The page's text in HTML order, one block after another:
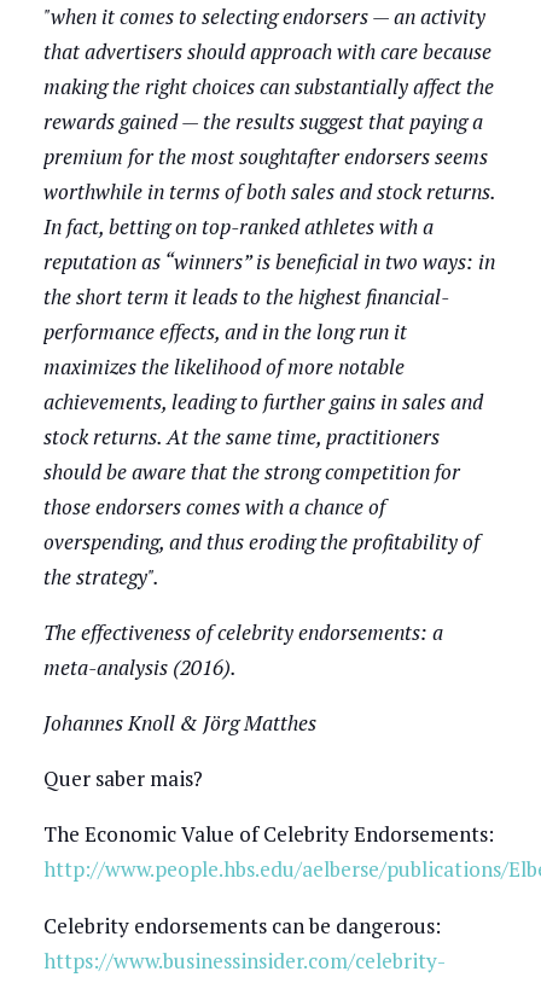
"when it comes to selecting endorsers — an activity
that advertisers should approach with care because
making the right choices can substantially affect the
rewards gained — the results suggest that paying a
premium for the most soughtafter endorsers seems
worthwhile in terms of both sales and stock returns.
In fact, betting on top-ranked athletes with a
reputation as “winners” is beneficial in two ways: in
the short term it leads to the highest financial-
performance effects, and in the long run it
maximizes the likelihood of more notable
achievements, leading to further gains in sales and
stock returns. At the same time, practitioners
should be aware that the strong competition for
those endorsers comes with a chance of
overspending, and thus eroding the profitability of
the strategy".
The effectiveness of celebrity endorsements: a
meta-analysis (2016).
Johannes Knoll & Jörg Matthes
Quer saber mais?
The Economic Value of Celebrity Endorsements:
http://www.people.hbs.edu/aelberse/publications/
Celebrity endorsements can be dangerous:
https://www.businessinsider.com/celebrity-